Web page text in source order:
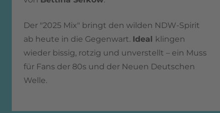
Der "2025 Mix" bringt den wilden NDW-Spirit
ab heute in die Gegenwart. Ideal klingen
wieder bissig, rotzig und unverstellt – ein Muss
für Fans der 80s und der Neuen Deutschen
Welle.